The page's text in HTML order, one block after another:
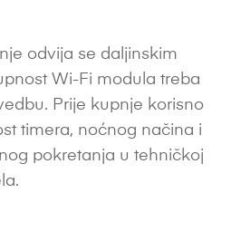
odvija se daljinskim
Wi-Fi modula treba
Prije kupnje korisno
timera, noćnog načina i
pokretanja u tehničkoj